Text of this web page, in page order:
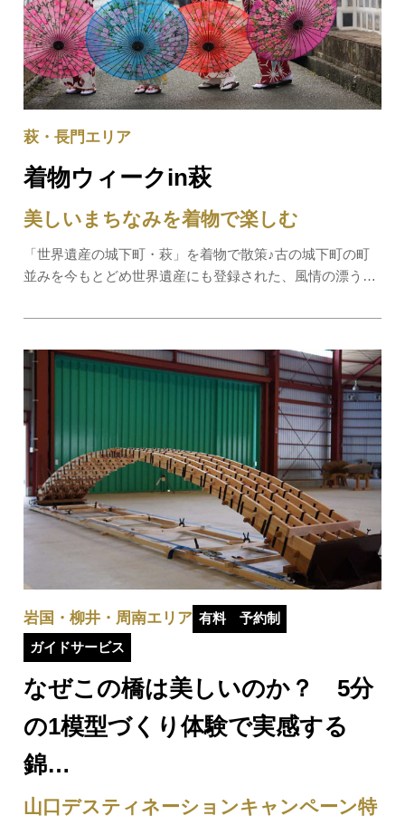
着物ウィークin萩
美しいまちなみを着物で楽しむ
「世界遺産の城下町・萩」を着物で散策♪古の城下町の町
並みを今もとどめ世界遺産にも登録された、風情の漂うま
しんでいただくイベントです。着物を着ることで、日常と
萩・長門エリア
なぜこの橋は美しいのか？ 5分
の1模型づくり体験で実感する
錦…
山口デスティネーションキャンペーン特
岩国・柳井・周南エリア 有料
予約制
ガイドサービス